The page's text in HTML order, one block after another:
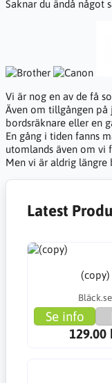
Saknar du ändå något
Vi är nog en av de få
Även om tillgången på
bordsräknare eller en
En gång i tiden fanns
utomlands även om vi
Men vi är aldrig
Latest
(copy)
Bläck.se
Se info
129.00